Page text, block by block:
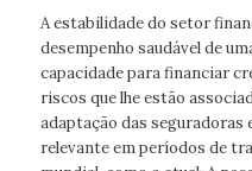
A estabilidade do setor
desempenho saudável de
capacidade para financiar
riscos que lhe estão
adaptação das seguradoras
relevante em períodos de